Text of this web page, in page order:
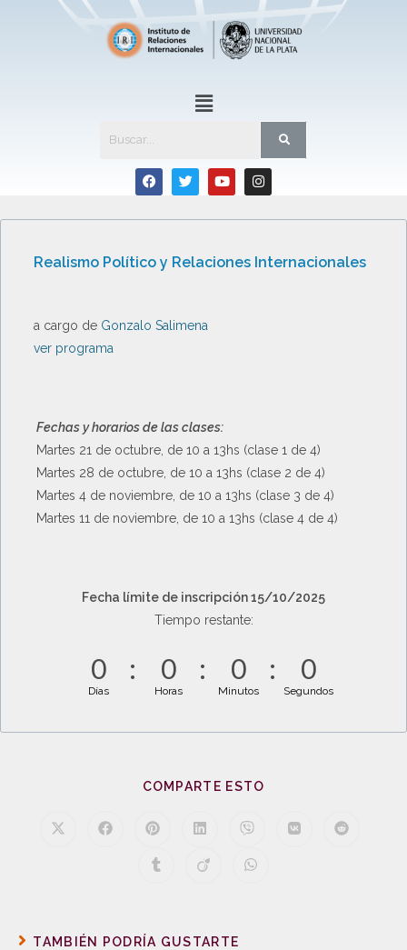
Realismo Político y Relaciones Internacionales
a cargo de Gonzalo Salimena
ver programa
Fechas y horarios de las clases:
Martes 21 de octubre, de 10 a 13hs (clase 1 de 4)
Martes 28 de octubre, de 10 a 13hs (clase 2 de 4)
Martes 4 de noviembre, de 10 a 13hs (clase 3 de 4)
Martes 11 de noviembre, de 10 a 13hs (clase 4 de 4)
Fecha límite de inscripción 15/10/2025
Tiempo restante:
0
Días
0
Horas
0
Minutos
0
Segundos
COMPARTE ESTO
TAMBIÉN PODRÍA GUSTARTE